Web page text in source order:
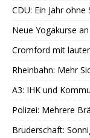
CDU: Ein Jahr ohne
Neue Yogakurse an
Cromford mit
Rheinbahn: Mehr
A3: IHK und
Polizei: Mehrere
Bruderschaft: